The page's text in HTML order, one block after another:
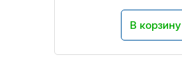
В корзину